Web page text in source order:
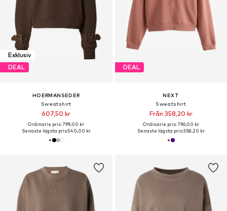
Exklusiv
DEAL
HOERMANSEDER
Sweatshirt
607,50 kr
Ordinarie pris: 799,00 kr
Senaste lägsta pris:540,00 kr
DEAL
NEXT
Sweatshirt
Från 358,20 kr
Ordinarie pris: 796,00 kr
Senaste lägsta pris:358,20 kr